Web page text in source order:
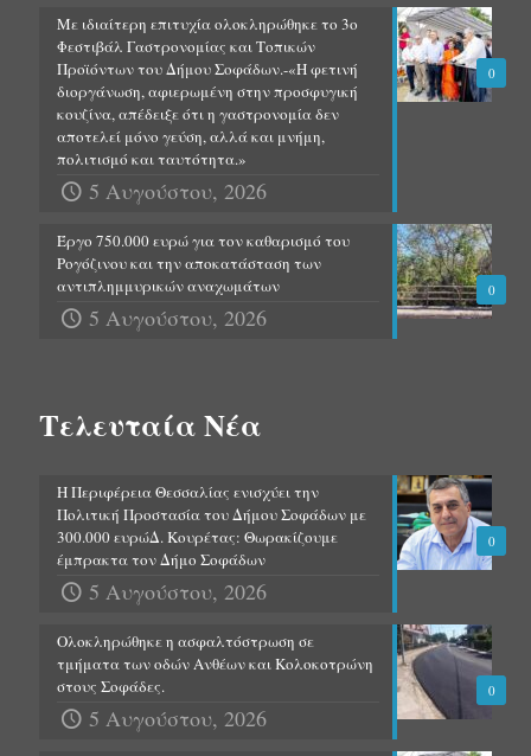
0
Με ιδιαίτερη επιτυχία ολοκληρώθηκε το 3ο
Φεστιβάλ Γαστρονομίας και Τοπικών
Προϊόντων του Δήμου Σοφάδων.-«Η φετινή
διοργάνωση, αφιερωμένη στην προσφυγική
κουζίνα, απέδειξε ότι η γαστρονομία δεν
αποτελεί μόνο γεύση, αλλά και μνήμη,
πολιτισμό και ταυτότητα.»
5 Αυγούστου, 2026
0
Έργο 750.000 ευρώ για τον καθαρισμό του
Ρογόζινου και την αποκατάσταση των
αντιπλημμυρικών αναχωμάτων
5 Αυγούστου, 2026
Τελευταία Νέα
0
Η Περιφέρεια Θεσσαλίας ενισχύει την
Πολιτική Προστασία του Δήμου Σοφάδων με
300.000 ευρώΔ. Κουρέτας: Θωρακίζουμε
έμπρακτα τον Δήμο Σοφάδων
5 Αυγούστου, 2026
0
Ολοκληρώθηκε η ασφαλτόστρωση σε
τμήματα των οδών Ανθέων και Κολοκοτρώνη
στους Σοφάδες.
5 Αυγούστου, 2026